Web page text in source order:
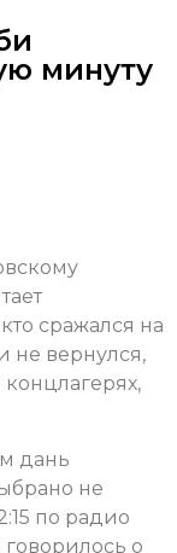
минуту
сражался на
не вернулся,
дань
не
по радио
о